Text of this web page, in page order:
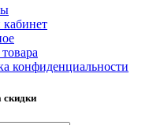
конфиденциальности
скидки